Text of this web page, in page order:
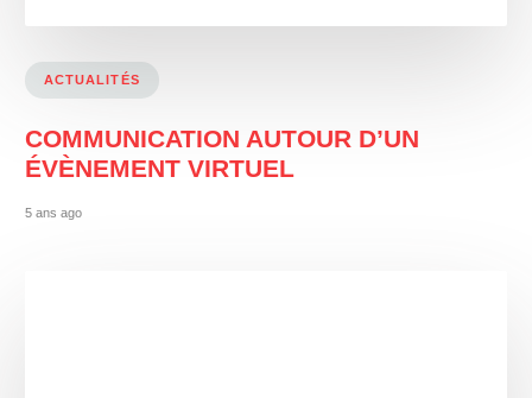
ACTUALITÉS
COMMUNICATION AUTOUR D’UN
ÉVÈNEMENT VIRTUEL
5 ans ago